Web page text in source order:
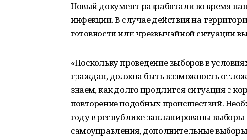
Новый документ разработали во время
инфекции. В случае действия на
готовности или чрезвычайной ситуации
«Поскольку проведение выборов в
граждан, должна быть возможность
знаем, как долго продлится ситуация с
повторение подобных происшествий.
году в республике запланированы
самоуправления, дополнительные